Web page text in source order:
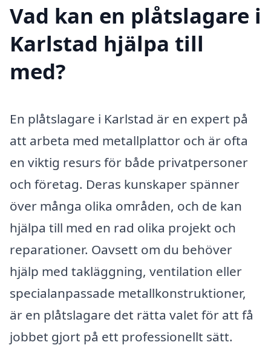
Vad kan en plåtslagare i
Karlstad hjälpa till
med?
En plåtslagare i Karlstad är en expert på
att arbeta med metallplattor och är ofta
en viktig resurs för både privatpersoner
och företag. Deras kunskaper spänner
över många olika områden, och de kan
hjälpa till med en rad olika projekt och
reparationer. Oavsett om du behöver
hjälp med takläggning, ventilation eller
specialanpassade metallkonstruktioner,
är en plåtslagare det rätta valet för att få
jobbet gjort på ett professionellt sätt.